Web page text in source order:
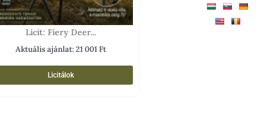
Licit: Fiery Deer...
Aktuális ajánlat:21 001Ft
Licitálok